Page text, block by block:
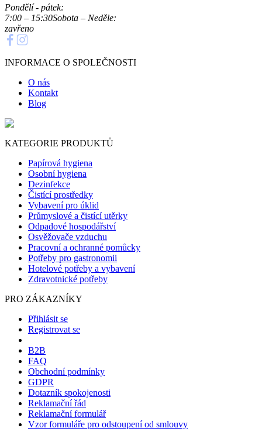
Pondělí - pátek:
7:00 – 15:30Sobota – Neděle:
zavřeno
INFORMACE O SPOLEČNOSTI
O nás
Kontakt
Blog
KATEGORIE PRODUKTŮ
Papírová hygiena
Osobní hygiena
Dezinfekce
Čistící prostředky
Vybavení pro úklid
Průmyslové a čistící utěrky
Odpadové hospodářství
Osvěžovače vzduchu
Pracovní a ochranné pomůcky
Potřeby pro gastronomii
Hotelové potřeby a vybavení
Zdravotnické potřeby
PRO ZÁKAZNÍKY
Přihlásit se
Registrovat se
B2B
FAQ
Obchodní podmínky
GDPR
Dotazník spokojenosti
Reklamační řád
Reklamační formulář
Vzor formuláře pro odstoupení od smlouvy